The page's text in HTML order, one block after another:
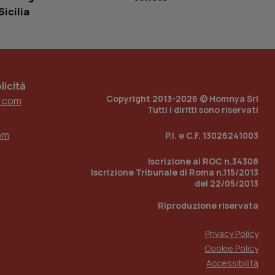
Copyright 2013-2026 © Homnya Srl
Tutti i diritti sono riservati
P.I. e C.F. 13026241003
Iscrizione al ROC n.34308
Iscrizione Tribunale di Roma n.115/2013
del 22/05/2013
Riproduzione riservata
Privacy Policy
Cookie Policy
Accessibilità
di accesso per
per mantenere
traccia
incorporati
del sito web sta
di